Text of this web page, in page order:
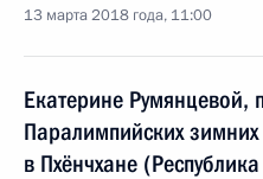
13 марта 2018 года, 11:00
Екатерине Румянцевой,
Паралимпийских
в Пхёнчхане